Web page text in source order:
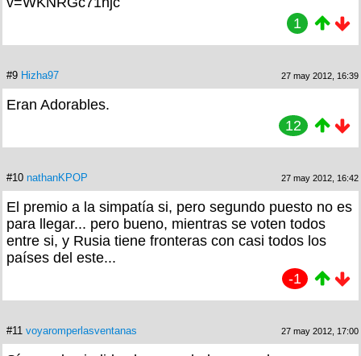
1
#9 Hizha97 27 may 2012, 16:39
Eran Adorables.
12
#10 nathanKPOP 27 may 2012, 16:42
El premio a la simpatía si, pero segundo puesto no es
para llegar... pero bueno, mientras se voten todos
entre si, y Rusia tiene fronteras con casi todos los
países del este...
-1
#11 voyaromperlasventanas 27 may 2012, 17:00